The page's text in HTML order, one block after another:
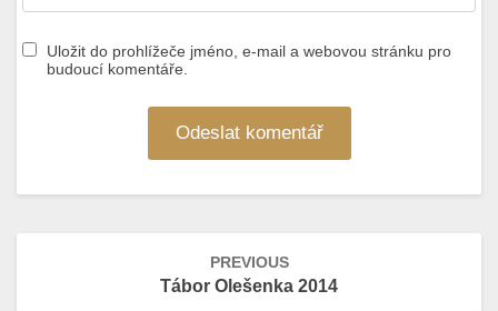
Uložit do prohlížeče jméno, e-mail a webovou stránku pro
budoucí komentáře.
PREVIOUS
Tábor Olešenka 2014